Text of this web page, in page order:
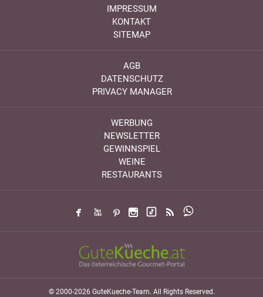
IMPRESSUM
KONTAKT
SITEMAP
AGB
DATENSCHUTZ
PRIVACY MANAGER
WERBUNG
NEWSLETTER
GEWINNSPIEL
WEINE
RESTAURANTS
© 2000-2026 GuteKueche-Team. All Rights Reserved.